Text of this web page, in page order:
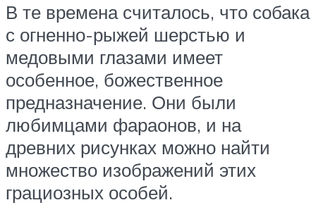
В те времена считалось, что собака
с огненно-рыжей шерстью и
медовыми глазами имеет
особенное, божественное
предназначение. Они были
любимцами фараонов, и на
древних рисунках можно найти
множество изображений этих
грациозных особей.